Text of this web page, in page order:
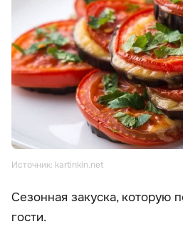
Источник: kartinkin.net
Сезонная закуска, которую
гости.